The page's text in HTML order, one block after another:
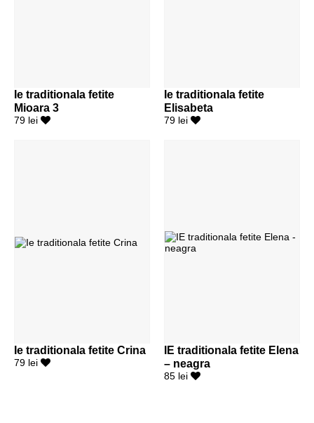
Ie traditionala fetite
Mioara 3
79 lei
Ie traditionala fetite
Elisabeta
79 lei
Ie traditionala fetite Crina
79 lei
IE traditionala fetite Elena
– neagra
85 lei